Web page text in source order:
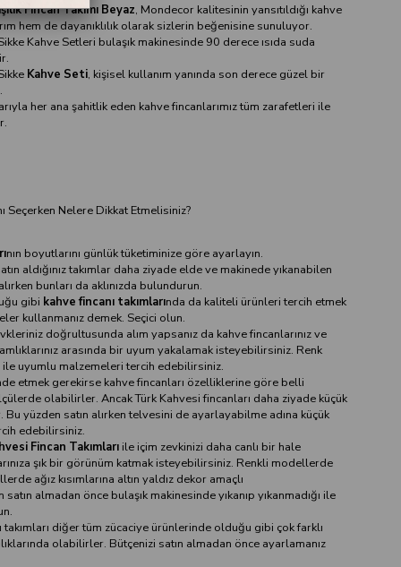
Fincan Takımı Beyaz, Mondecor kalitesinin yansıtıldığı kahve
hem de dayanıklılık olarak sizlerin beğenisine sunuluyor.
Kahve Setleri bulaşık makinesinde 90 derece ısıda suda
Kahve Seti, kişisel kullanım yanında son derece güzel bir
her ana şahitlik eden kahve fincanlarımız tüm zarafetleri ile
Seçerken Nelere Dikkat Etmelisiniz?
nın boyutlarını günlük tüketiminize göre ayarlayın.
aldığınız takımlar daha ziyade elde ve makinede yıkanabilen
bunları da aklınızda bulundurun.
gibi kahve fincanı takımlarında da kaliteli ürünleri tercih etmek
kullanmanız demek. Seçici olun.
doğrultusunda alım yapsanız da kahve fincanlarınız ve
arasında bir uyum yakalamak isteyebilirsiniz. Renk
ile uyumlu malzemeleri tercih edebilirsiniz.
etmek gerekirse kahve fincanları özelliklerine göre belli
olabilirler. Ancak Türk Kahvesi fincanları daha ziyade küçük
yüzden satın alırken telvesini de ayarlayabilme adına küçük
edebilirsiniz.
Fincan Takımlarıile içim zevkinizi daha canlı bir hale
şık bir görünüm katmak isteyebilirsiniz. Renkli modellerde
ağız kısımlarına altın yaldız dekor amaçlı
almadan önce bulaşık makinesinde yıkanıp yıkanmadığı ile
takımları diğer tüm zücaciye ürünlerinde olduğu gibi çok farklı
olabilirler. Bütçenizi satın almadan önce ayarlamanız